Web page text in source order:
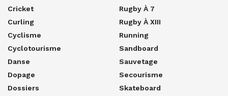
Cricket
Curling
Cyclisme
Cyclotourisme
Danse
Dopage
Dossiers
Rugby À 7
Rugby À XIII
Running
Sandboard
Sauvetage
Secourisme
Skateboard